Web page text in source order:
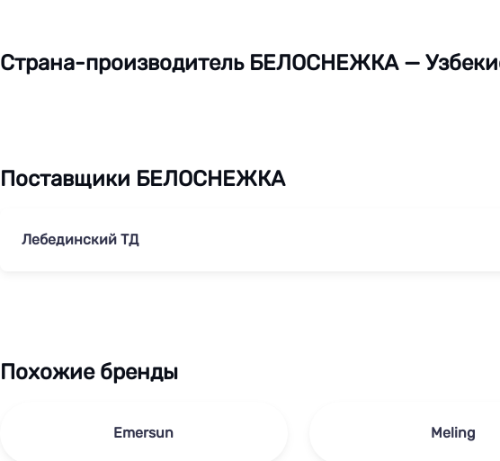
Страна-производитель БЕЛОСНЕЖКА —
Поставщики БЕЛОСНЕЖКА
Лебединский ТД
Похожие бренды
Emersun Meling